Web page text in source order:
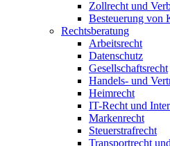
Zollrecht und
Besteuerung von
Rechtsberatung
Arbeitsrecht
Datenschutz
Gesellschaftsrecht
Handels- und
Heimrecht
IT-Recht und
Markenrecht
Steuerstrafrecht
Transportrecht